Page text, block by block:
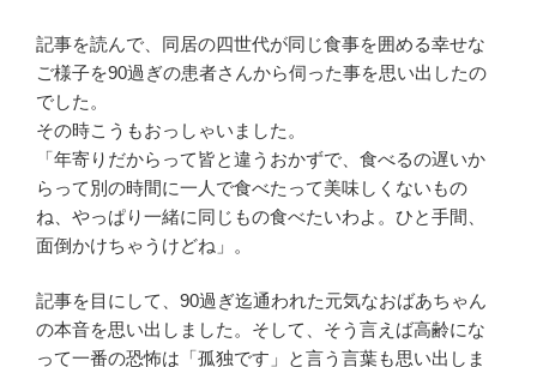
記事を読んで、同居の四世代が同じ食事を囲める幸せな
ご様子を90過ぎの患者さんから伺った事を思い出したの
でした。
その時こうもおっしゃいました。
「年寄りだからって皆と違うおかずで、食べるの遅いか
らって別の時間に一人で食べたって美味しくないもの
ね、やっぱり一緒に同じもの食べたいわよ。ひと手間、
面倒かけちゃうけどね」。
記事を目にして、90過ぎ迄通われた元気なおばあちゃん
の本音を思い出しました。そして、そう言えば高齢にな
って一番の恐怖は「孤独です」と言う言葉も思い出しま